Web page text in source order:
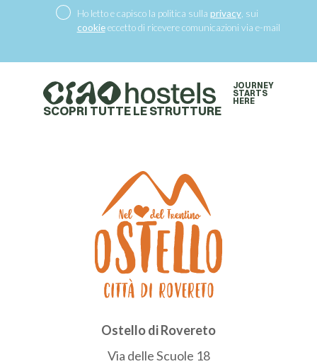
Ho letto e capisco la politica sulla privacy, sui
cookieeccetto di ricevere comunicazioni via e-mail
JOURNEY
STARTS
HERE
SCOPRI TUTTE LE STRUTTURE
Ostello di Rovereto
Via delle Scuole 18